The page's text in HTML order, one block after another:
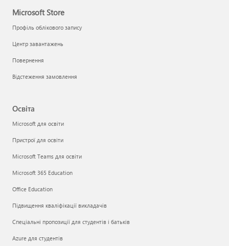
Microsoft Store
Профіль облікового запису
Центр завантажень
Повернення
Відстеження замовлення
Освіта
Microsoft для освіти
Пристрої для освіти
Microsoft Teams для освіти
Microsoft 365 Education
Office Education
Підвищення кваліфікації викладачів
Спеціальні пропозиції для студентів і батьків
Azure для студентів